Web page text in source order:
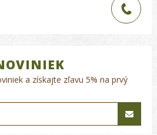
a získajte zľavu 5% na prvý